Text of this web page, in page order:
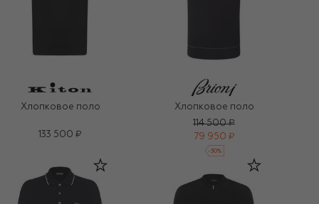
Хлопковое поло
133 500 ₽
Хлопковое поло
114 500 ₽
79 950 ₽
-30%